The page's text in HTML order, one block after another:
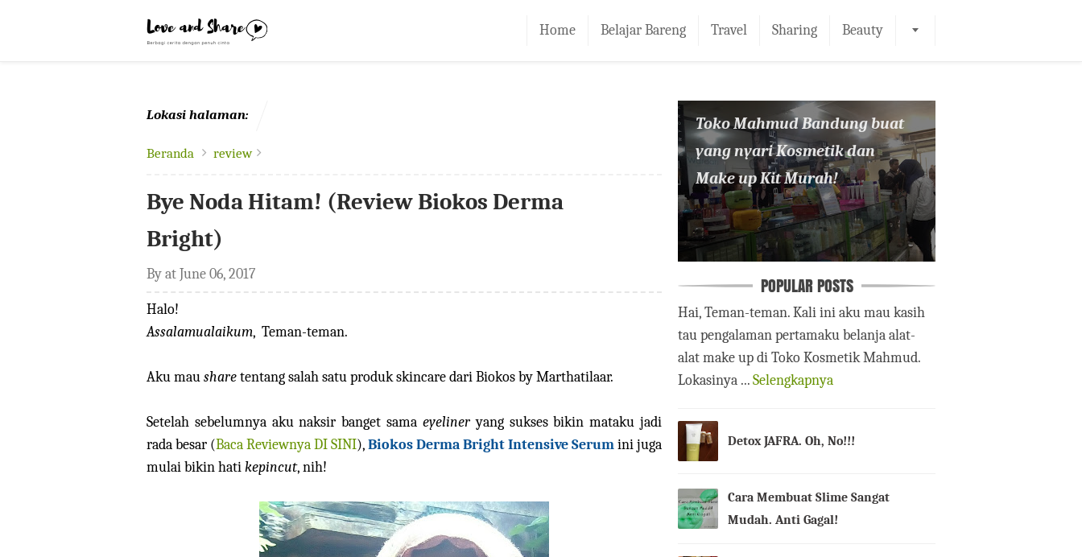
Home
Belajar Bareng Travel Sharing Beauty
Lokasi halaman:
Beranda review
Bye Noda Hitam! (Review Biokos Derma
Bright)
ByatJune 06, 2017
Halo!
Assalamualaikum, Teman-teman.
Aku mausharetentang salah satu produk skincare dari Biokos by Marthatilaar.
Setelah sebelumnya aku naksir banget sama eyelineryang sukses bikin mataku jadi
rada besar (Baca Reviewnya DI SINI),Biokos Derma Bright Intensive Serumini juga
mulai bikin hatikepincut, nih!
Toko Mahmud Bandung buat
yang nyari Kosmetik dan
Make up Kit Murah!
POPULAR POSTS
Hai, Teman-teman. Kali ini aku mau kasih
tau pengalaman pertamaku belanja alat-
alat make up di Toko Kosmetik Mahmud.
Lokasinya ...Selengkapnya
Detox JAFRA. Oh, No!!!
Cara Membuat Slime Sangat
Mudah. Anti Gagal!